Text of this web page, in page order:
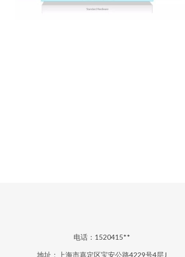
电话：1520415**
地址：上海市嘉定区宝安公路4229号4层J